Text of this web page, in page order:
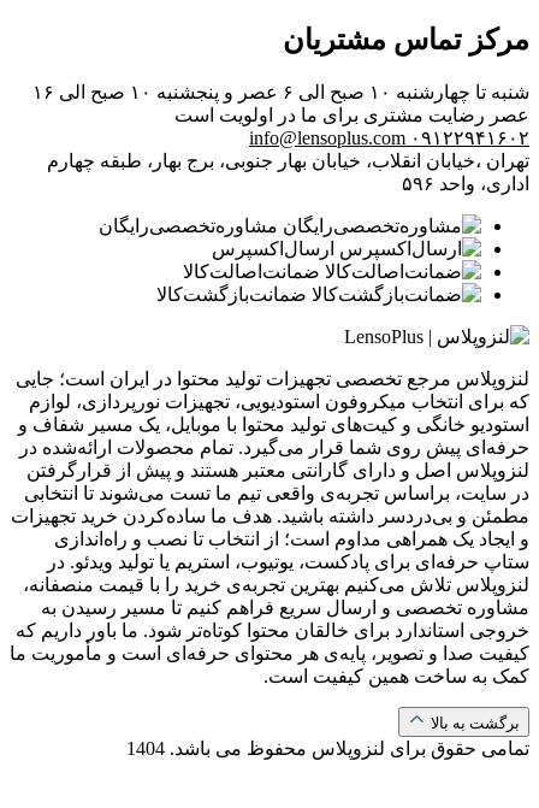
مرکز تماس مشتریان
شنبه تا چهارشنبه ۱۰ صبح الی ۶ عصر و پنجشنبه ۱۰ صبح الی ۱۶
عصر رضایت مشتری برای ما در اولویت است
۰۹۱۲۲۹۴۱۶۰۲ info@lensoplus.com
تهران ،خیابان انقلاب، خیابان بهار جنوبی، برج بهار، طبقه چهارم
اداری، واحد ۵۹۶
مشاوره‌تخصصی‌رایگان
ارسال‌اکسپرس
ضمانت‌اصالت‌کالا
ضمانت‌بازگشت‌کالا
لنزوپلاس مرجع تخصصی تجهیزات تولید محتوا در ایران است؛ جایی
که برای انتخاب میکروفون استودیویی، تجهیزات نورپردازی، لوازم
استودیو خانگی و کیت‌های تولید محتوا با موبایل، یک مسیر شفاف و
حرفه‌ای پیش روی شما قرار می‌گیرد. تمام محصولات ارائه‌شده در
لنزوپلاس اصل و دارای گارانتی معتبر هستند و پیش از قرارگرفتن
در سایت، براساس تجربه‌ی واقعی تیم ما تست می‌شوند تا انتخابی
مطمئن و بی‌دردسر داشته باشید. هدف ما ساده‌کردن خرید تجهیزات
و ایجاد یک همراهی مداوم است؛ از انتخاب تا نصب و راه‌اندازی
ستاپ حرفه‌ای برای پادکست، یوتیوب، استریم یا تولید ویدئو. در
لنزوپلاس تلاش می‌کنیم بهترین تجربه‌ی خرید را با قیمت منصفانه،
مشاوره تخصصی و ارسال سریع فراهم کنیم تا مسیر رسیدن به
خروجی استاندارد برای خالقان محتوا کوتاه‌تر شود. ما باور داریم که
کیفیت صدا و تصویر، پایه‌ی هر محتوای حرفه‌ای است و مأموریت ما
کمک به ساخت همین کیفیت است.
برگشت به بالا
تمامی حقوق برای لنزوپلاس محفوظ می باشد. 1404